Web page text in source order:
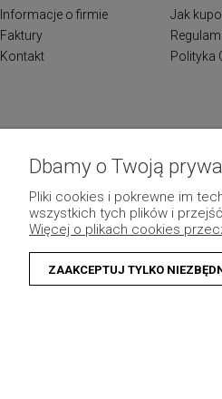
Informacje o firmie
Faktury
Kontakt
Jak
Polityka
Dbamy o Twoją
Pliki cookies i pokrewne im
wszystkich tych plików i
Więcej o plikach cookies
ZAAKCEPTUJ TYLKO